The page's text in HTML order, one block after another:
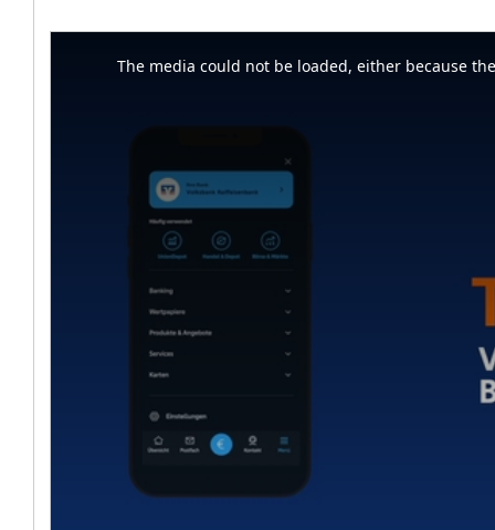
The media could not be loaded, either because